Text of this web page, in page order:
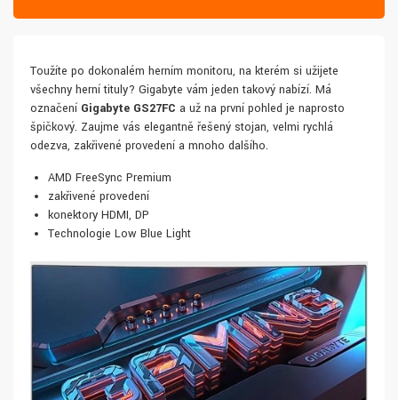
Toužíte po dokonalém herním monitoru, na kterém si užijete
všechny herní tituly? Gigabyte vám jeden takový nabízí. Má
označení Gigabyte GS27FC a už na první pohled je naprosto
špičkový. Zaujme vás elegantně řešený stojan, velmi rychlá
odezva, zakřivené provedení a mnoho dalšího.
AMD FreeSync Premium
zakřivené provedení
konektory HDMI, DP
Technologie Low Blue Light